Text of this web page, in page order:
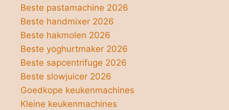
Beste pastamachine 2026
Beste handmixer 2026
Beste hakmolen 2026
Beste yoghurtmaker 2026
Beste sapcentrifuge 2026
Beste slowjuicer 2026
Goedkope keukenmachines
Kleine keukenmachines